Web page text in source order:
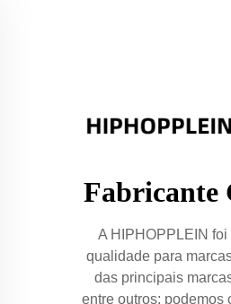
Fabricante
A HIPHOPPLEIN
qualidade para
das principais
entre outros; podemos